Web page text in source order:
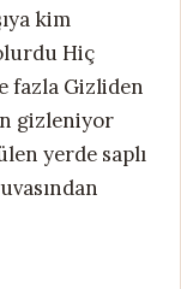
kim
Hiç
fazla Gizliden
gizleniyor
yerde saplı